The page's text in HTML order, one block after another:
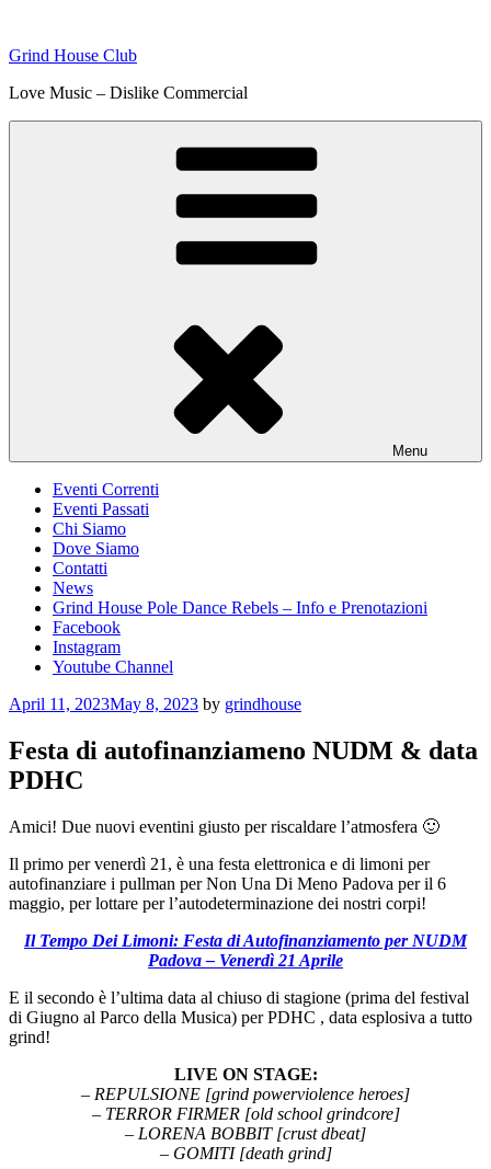
content
Grind House Club
Love Music – Dislike Commercial
Menu
Eventi Correnti
Eventi Passati
Chi Siamo
Dove Siamo
Contatti
News
Grind House Pole Dance Rebels – Info e Prenotazioni
Facebook
Instagram
Youtube Channel
Posted
April 11, 2023May 8, 2023 by grindhouse
Festa di autofinanziameno NUDM & data
PDHC
Amici! Due nuovi eventini giusto per riscaldare l’atmosfera 🙂
Il primo per venerdì 21, è una festa elettronica e di limoni per
autofinanziare i pullman per Non Una Di Meno Padova per il 6
maggio, per lottare per l’autodeterminazione dei nostri corpi!
Il Tempo Dei Limoni: Festa di Autofinanziamento per NUDM
Padova – Venerdì 21 Aprile
E il secondo è l’ultima data al chiuso di stagione (prima del festival
di Giugno al Parco della Musica) per PDHC , data esplosiva a tutto
grind!
LIVE ON STAGE:
– REPULSIONE [grind powerviolence heroes]
– TERROR FIRMER [old school grindcore]
– LORENA BOBBIT [crust dbeat]
– GOMITI [death grind]